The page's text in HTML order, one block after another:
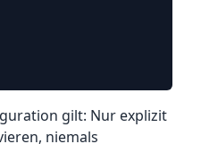
gilt: Nur explizit
niemals